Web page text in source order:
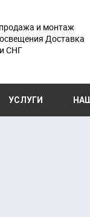
и монтаж
Доставка
СНГ
УСЛУГИ